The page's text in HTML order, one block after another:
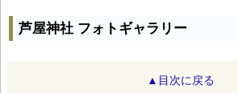
芦屋神社 フォトギャラリー
▲目次に戻る